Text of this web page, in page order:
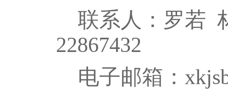
联系人： 罗若
22867432
电子邮箱：